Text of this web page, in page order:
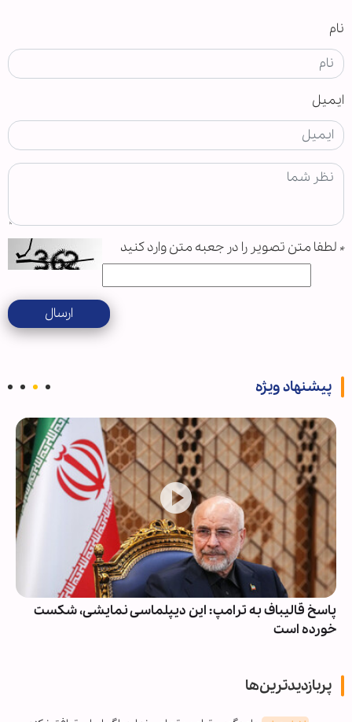
نام
ایمیل
* لطفا متن تصویر را در جعبه متن وارد کنید
ارسال
پیشنهاد ویژه
پاسخ قالیباف به ترامپ: این دیپلماسی نمایشی، شکست
خورده است
پربازدیدترین‌ها